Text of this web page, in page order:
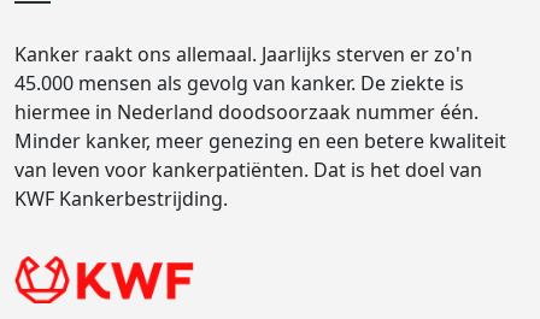
Kanker raakt ons allemaal. Jaarlijks sterven er zo'n
45.000 mensen als gevolg van kanker. De ziekte is
hiermee in Nederland doodsoorzaak nummer één.
Minder kanker, meer genezing en een betere kwaliteit
van leven voor kankerpatiënten. Dat is het doel van
KWF Kankerbestrijding.